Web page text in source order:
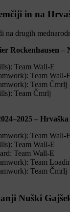
in na
na drugih
Rockenhausen –
Team Wall-E
Team Wall-E
Team Čmrlj
Team Čmrlj
– Hrvaška
Team Wall-E
Team Wall-E
Team Wall-E
Team
Team Čmrlj
Nuški